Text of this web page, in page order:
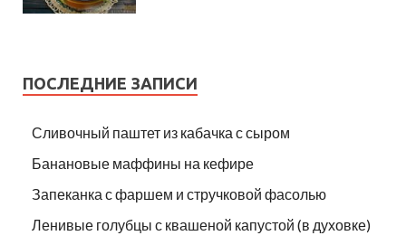
ПОСЛЕДНИЕ ЗАПИСИ
Сливочный паштет из кабачка с сыром
Банановые маффины на кефире
Запеканка с фаршем и стручковой фасолью
Ленивые голубцы с квашеной капустой (в духовке)